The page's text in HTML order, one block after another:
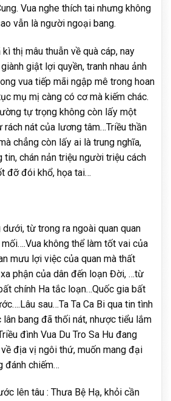
Vua nghe thích tai nhưng không
vẫn là người ngoại bang.
thị mâu thuẫn về quà cáp, nay
giật lợi quyền, tranh nhau ảnh
vua tiếp mãi ngập mê trong hoan
mụ mị càng có cơ mà kiếm chác.
tự trọng không còn lấy một
nát của lương tâm…Triều thần
chẳng còn lấy ai là trung nghĩa,
tin, chán nản triệu người triệu cách
đỡ đói khổ, họa tai…
từ trong ra ngoài quan quan
không thể làm tốt vai của
mưu lợi việc của quan mà thất
phận của dân đến loạn Đời, …từ
chính Ha tắc loạn…Quốc gia bất
sau…Ta Ta Ca Bi qua tin tình
bang đã thối nát, nhược tiểu lắm
đình Vua Du Tro Sa Hu đang
địa vị ngôi thứ, muốn mang đại
đánh chiếm…
lên tâu : Thưa Bệ Hạ, khỏi cần